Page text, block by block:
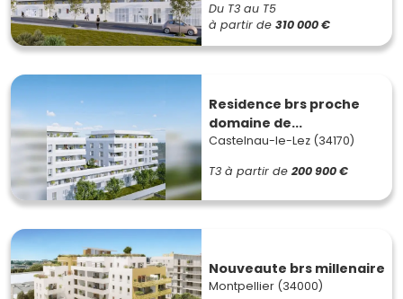
Du T3 au T5
à partir de 310 000 €
Residence brs proche
domaine de...
Castelnau-le-Lez (34170)
T3 à partir de 200 900 €
Nouveaute brs millenaire
Montpellier (34000)